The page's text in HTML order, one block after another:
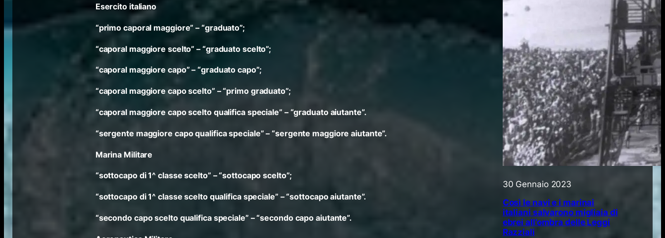
Esercito italiano
“primo caporal maggiore” – “graduato”;
“caporal maggiore scelto” – “graduato scelto”;
“caporal maggiore capo” – “graduato capo”;
“caporal maggiore capo scelto” – “primo graduato”;
“caporal maggiore capo scelto qualifica speciale” – “graduato aiutante”.
“sergente maggiore capo qualifica speciale” – “sergente maggiore aiutante”.
Marina Militare
“sottocapo di 1^ classe scelto” – “sottocapo scelto”;
“sottocapo di 1^ classe scelto qualifica speciale” – “sottocapo aiutante”.
“secondo capo scelto qualifica speciale” – “secondo capo aiutante”.
30 Gennaio 2023
Così le navi e i marinai
italiani salvarono migliaia di
ebrei all’ombra delle Leggi
Razziali